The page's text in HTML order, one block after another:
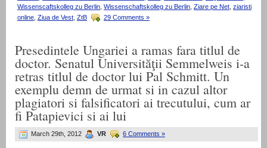
Wissenscaftskolleg zu Berlin Wissenschaftskolleg zu Berlin Ziare pe Net ziaristi
online Ziua de Vest ZtB 29 Comments »
Presedintele Ungariei a ramas fara titlul de
doctor. Senatul Universităţii Semmelweis i-a
retras titlul de doctor lui Pal Schmitt. Un
exemplu demn de urmat si in cazul altor
plagiatori si falsificatori ai trecutului, cum ar
fi Patapievici si ai lui
March 29th, 2012 VR 6 Comments »